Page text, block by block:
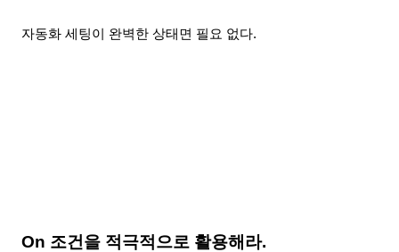
자동화 세팅이 완벽한 상태면 필요 없다.
On 조건을 적극적으로 활용해라.